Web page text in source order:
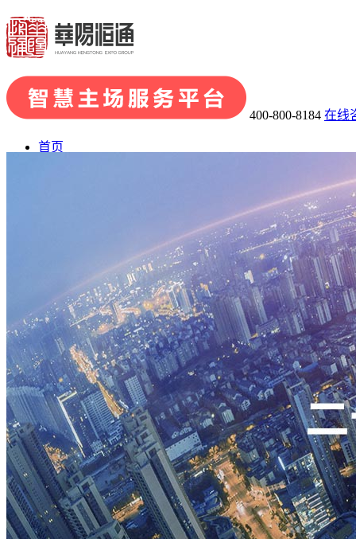
400-800-8184 在线
首页
· 企业文化
· 会展品牌策划· 会展组织及承办 · 主场运营管理· 场馆运
会展案例
展陈案例
新闻中心
联系我们
广招人才